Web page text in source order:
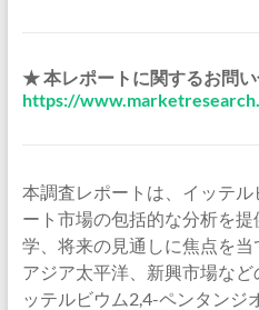
★ 本レポートに関するお問
https://
本調査レポートは、イッテ
ート市場の包括的な分析を
学、将来の見通しに焦点を当
アジア太平洋、新興市場な
ッテルビウム2,4-ペンタンジ